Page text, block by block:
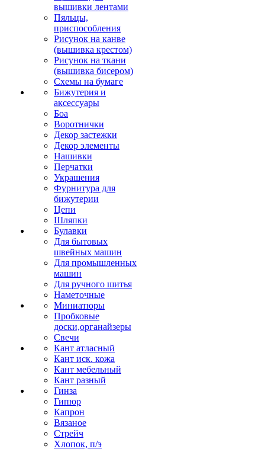
вышивки лентами
Пяльцы,
приспособления
Рисунок на канве
(вышивка крестом)
Рисунок на ткани
(вышивка бисером)
Схемы на бумаге
Бижутерия и
аксессуары
Боа
Воротнички
Декор застежки
Декор элементы
Нашивки
Перчатки
Украшения
Фурнитура для
бижутерии
Цепи
Шляпки
Булавки
Для бытовых
швейных машин
Для промышленных
машин
Для ручного шитья
Наметочные
Миниатюры
Пробковые
доски,органайзеры
Свечи
Кант атласный
Кант иск. кожа
Кант мебельный
Кант разный
Гинза
Гипюр
Капрон
Вязаное
Стрейч
Хлопок, п/э